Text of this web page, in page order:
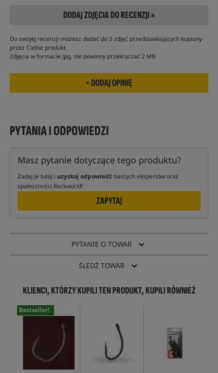
DODAJ ZDJĘCIA DO RECENZJI »
Do swojej recenzji możesz dodać do 5 zdjęć przedstawiających kupiony
przez Ciebie produkt
Zdjęcia w formacie jpg, nie powinny przekraczać 2 MB
PYTANIA I ODPOWIEDZI
Masz pytanie dotyczące tego produktu?
Zadaj je tutaj i uzyskaj odpowiedź naszych ekspertów oraz
społeczności Rockworld!
ZAPYTAJ
PYTANIE O TOWAR
ŚLEDŹ TOWAR
KLIENCI, KTÓRZY KUPILI TEN PRODUKT, KUPILI RÓWNIEŻ
Bestseller!